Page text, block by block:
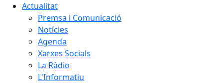
Actualitat
Premsa i Comunicació
Notícies
Agenda
Xarxes Socials
La Ràdio
L'Informatiu